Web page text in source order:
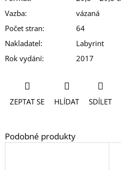
Vazba:
vázaná
Počet stran:
64
Nakladatel:
Labyrint
Rok vydání: 2017
ZEPTAT SE HLÍDAT SDÍLET